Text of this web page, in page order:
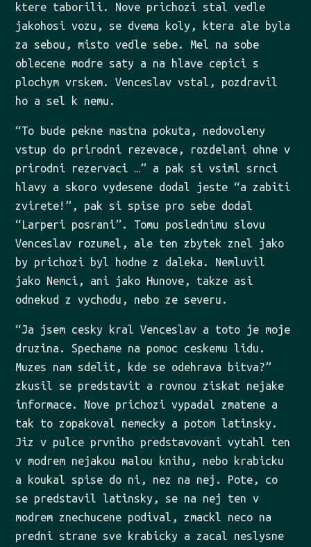
ktere taborili. Nove prichozi stal vedle
jakohosi vozu, se dvema koly, ktera ale byla
za sebou, misto vedle sebe. Mel na sobe
oblecene modre saty a na hlave cepici s
plochym vrskem. Venceslav vstal, pozdravil
ho a sel k nemu.
“To bude pekne mastna pokuta, nedovoleny
vstup do prirodni rezevace, rozdelani ohne v
prirodni rezervaci …” a pak si vsiml srnci
hlavy a skoro vydesene dodal jeste “a zabiti
zvirete!”, pak si spise pro sebe dodal
“Larperi posrani”. Tomu poslednimu slovu
Venceslav rozumel, ale ten zbytek znel jako
by prichozi byl hodne z daleka. Nemluvil
jako Nemci, ani jako Hunove, takze asi
odnekud z vychodu, nebo ze severu.
“Ja jsem cesky kral Venceslav a toto je moje
druzina. Spechame na pomoc ceskemu lidu.
Muzes nam sdelit, kde se odehrava bitva?”
zkusil se predstavit a rovnou ziskat nejake
informace. Nove prichozi vypadal zmatene a
tak to zopakoval nemecky a potom latinsky.
Jiz v pulce prvniho predstavovani vytahl ten
v modrem nejakou malou knihu, nebo krabicku
a koukal spise do ni, nez na nej. Pote, co
se predstavil latinsky, se na nej ten v
modrem znechucene podival, zmackl neco na
predni strane sve krabicky a zacal neslysne